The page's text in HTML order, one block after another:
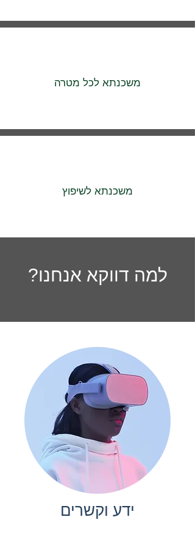
משכנתא לכל מטרה
משכנתא לשיפוץ
למה דווקא אנחנו?
ידע וקשרים